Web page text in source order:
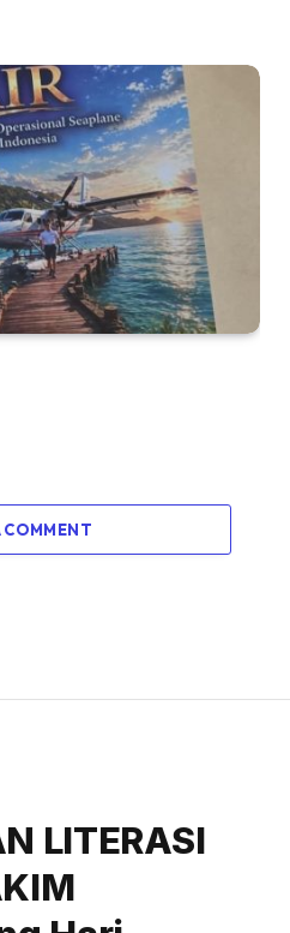
COMMENT
LITERASI